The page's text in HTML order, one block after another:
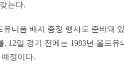
는다.
니폼 배지 증정 행사도 준비돼
, 12일 경기 전에는 1983년 올드유
정이다.